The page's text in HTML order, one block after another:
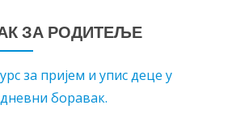
ЗА РОДИТЕЉЕ
за пријем и упис деце у
боравак.